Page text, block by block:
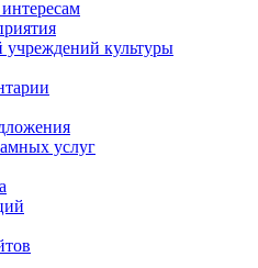
учреждений культуры
услуг